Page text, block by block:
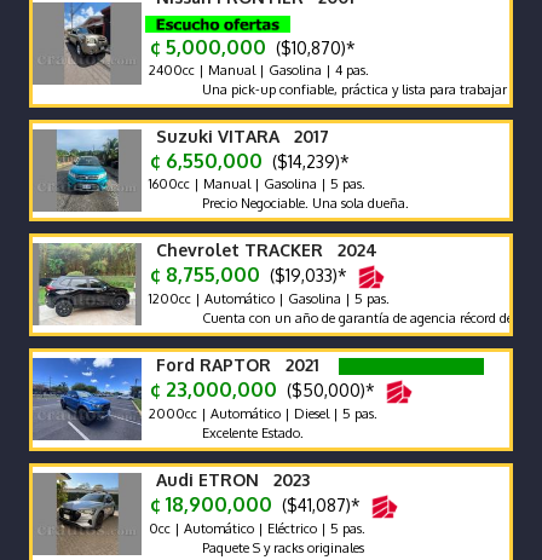
¢ 5,000,000 ($10,870)*
2400cc | Manual | Gasolina | 4 pas.
Una pick-up confiable, práctica y lista para trabajar o disfrutar!
Suzuki VITARA 2017
¢ 6,550,000 ($14,239)*
1600cc | Manual | Gasolina | 5 pas.
Precio Negociable. Una sola dueña.
Chevrolet TRACKER 2024
¢ 8,755,000 ($19,033)*
1200cc | Automático | Gasolina | 5 pas.
Cuenta con un año de garantía de agencia récord de agencia
Ford RAPTOR 2021
¢ 23,000,000 ($50,000)*
2000cc | Automático | Diesel | 5 pas.
Excelente Estado.
Audi ETRON 2023
¢ 18,900,000 ($41,087)*
0cc | Automático | Eléctrico | 5 pas.
Paquete S y racks originales